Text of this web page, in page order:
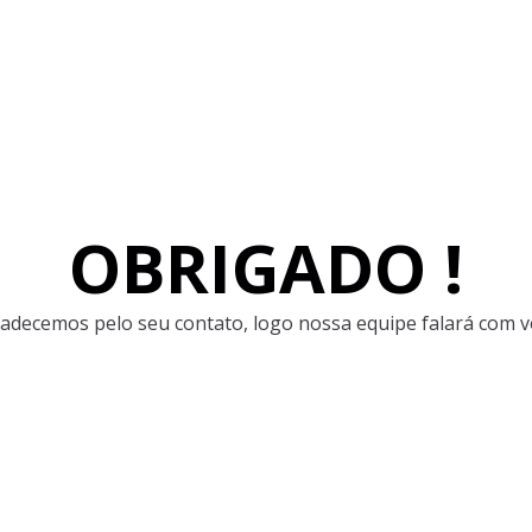
OBRIGADO !
pelo seu contato, logo nossa equipe falará com